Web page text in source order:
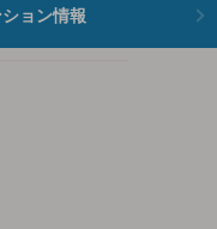
ョン情報